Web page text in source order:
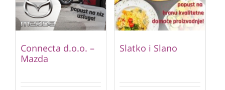
Connecta d.o.o. –
Mazda
Slatko i Slano